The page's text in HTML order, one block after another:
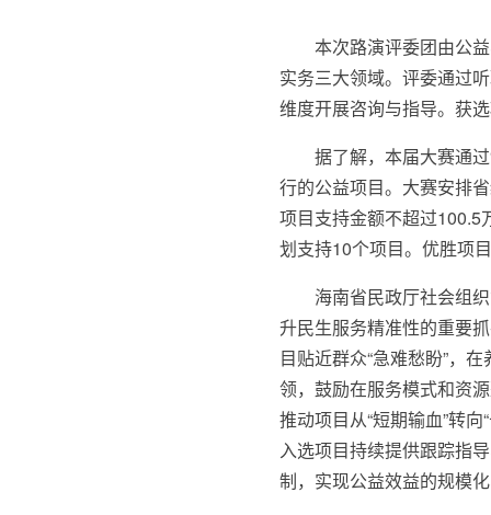
本次路演评委团由公
实务三大领域。评委通过
维度开展咨询与指导。获
据了解，本届大赛通
行的公益项目。大赛安排
项目支持金额不超过100.5
划支持10个项目。优胜项
海南省民政厅社会组
升民生服务精准性的重要
目贴近群众“急难愁盼”，
领，鼓励在服务模式和资
推动项目从“短期输血”转
入选项目持续提供跟踪指
制，实现公益效益的规模